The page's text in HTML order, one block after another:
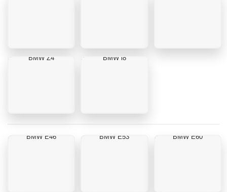
BMW Z4 BMW i8
BMW E46 BMW E53 BMW E60